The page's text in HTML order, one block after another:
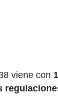
viene con